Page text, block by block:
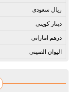
ريال سعودى​
دينار كويتى​
درهم اماراتى​
اليوان الصينى​